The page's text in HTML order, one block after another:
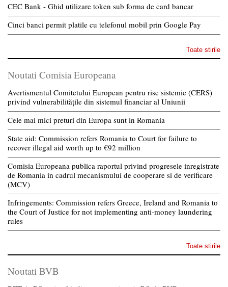
CEC Bank - Ghid utilizare token sub forma de card bancar
Cinci banci permit platile cu telefonul mobil prin Google Pay
Toate stirile
Noutati Comisia Europeana
Avertismentul Comitetului European pentru risc sistemic (CERS)
privind vulnerabilitățile din sistemul financiar al Uniunii
Cele mai mici preturi din Europa sunt in Romania
State aid: Commission refers Romania to Court for failure to
recover illegal aid worth up to €92 million
Comisia Europeana publica raportul privind progresele inregistrate
de Romania in cadrul mecanismului de cooperare si de verificare
(MCV)
Infringements: Commission refers Greece, Ireland and Romania to
the Court of Justice for not implementing anti-money laundering
rules
Toate stirile
Noutati BVB